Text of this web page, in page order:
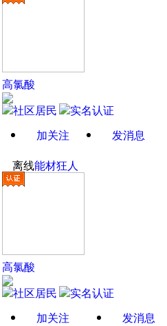
高氯酸
加关注 发消息
离线能材狂人
高氯酸
加关注 发消息